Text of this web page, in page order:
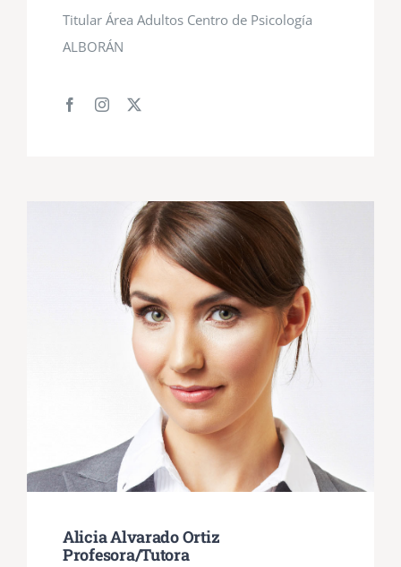
Titular Área Adultos Centro de Psicología
ALBORÁN
Alicia Alvarado Ortiz
Profesora/Tutora